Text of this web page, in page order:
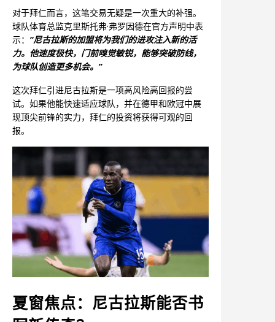
对于拜仁而言，这笔交易无疑是一次重大的补强。
球队体育总监克里斯托弗·弗罗因德在官方声明中表
示： “尼古拉斯的加盟将为我们的进攻注入新的活
力。他速度极快，门前嗅觉敏锐，能够突破防线，
为球队创造更多机会。”
这次拜仁引进尼古拉斯是一项高风险高回报的尝
试。如果他能快速适应球队，并在德甲和欧冠中展
现顶尖前锋的实力，拜仁的投资将获得可观的回
报。
夏窗焦点：尼古拉斯能否书